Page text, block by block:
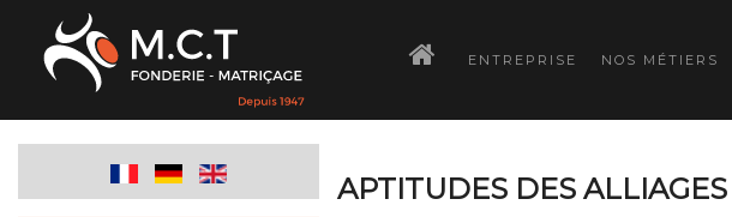
ENTREPRISE NOS MÉTIERS
APTITUDES DES ALLIAGES